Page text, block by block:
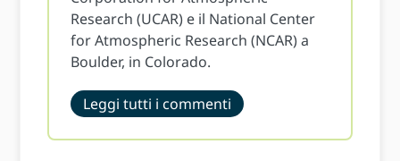
Research (UCAR) e il National Center
for Atmospheric Research (NCAR) a
Boulder, in Colorado.
Leggi tutti i commenti